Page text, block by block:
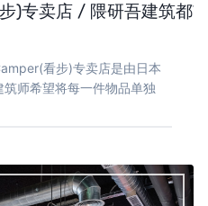
)专卖店 / 隈研吾建筑都
看步)专卖店是由日本
师希望将每一件物品单独